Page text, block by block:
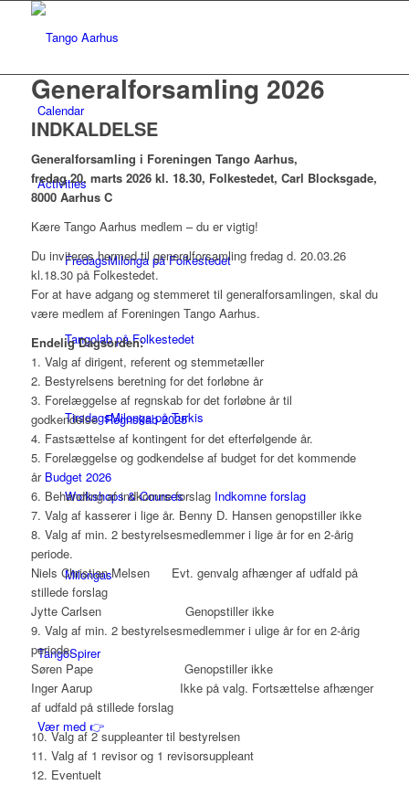
Calendar
Activities
FredagsMilonga på Folkestedet
Tangolab på Folkestedet
TirsdagsMilonga på Turkis
Workshops & Courses
Milongas
TangoSpirer
Vær med 👉
Generalforsamling 2026
INDKALDELSE
Generalforsamling i Foreningen Tango Aarhus,
fredag 20. marts 2026 kl. 18.30, Folkestedet, Carl Blocksgade,
8000 Aarhus C
Kære Tango Aarhus medlem – du er vigtig!
Du inviteres hermed til generalforsamling fredag d. 20.03.26
kl.18.30 på Folkestedet.
For at have adgang og stemmeret til generalforsamlingen, skal du
være medlem af Foreningen Tango Aarhus.
Endelig Dagsorden:
1. Valg af dirigent, referent og stemmetæller
2. Bestyrelsens beretning for det forløbne år
3. Forelæggelse af regnskab for det forløbne år til
godkendelseRegnskab 2025
4. Fastsættelse af kontingent for det efterfølgende år.
5. Forelæggelse og godkendelse af budget for det kommende
år Budget 2026
6. Behandling af indkomne forslag Indkomne forslag
7. Valg af kasserer i lige år. Benny D. Hansen genopstiller ikke
8. Valg af min. 2 bestyrelsesmedlemmer i lige år for en 2-årig
periode.
Niels Christian Melsen Evt. genvalg afhænger af udfald på
stillede forslag
Jytte Carlsen Genopstiller ikke
9. Valg af min. 2 bestyrelsesmedlemmer i ulige år for en 2-årig
periode.
Søren Pape Genopstiller ikke
Inger Aarup Ikke på valg. Fortsættelse afhænger
af udfald på stillede forslag
10. Valg af 2 suppleanter til bestyrelsen
11. Valg af 1 revisor og 1 revisorsuppleant
12. Eventuelt